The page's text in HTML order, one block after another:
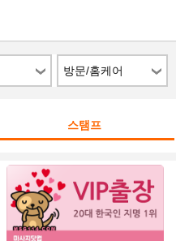
방문/홈케어
스탬프